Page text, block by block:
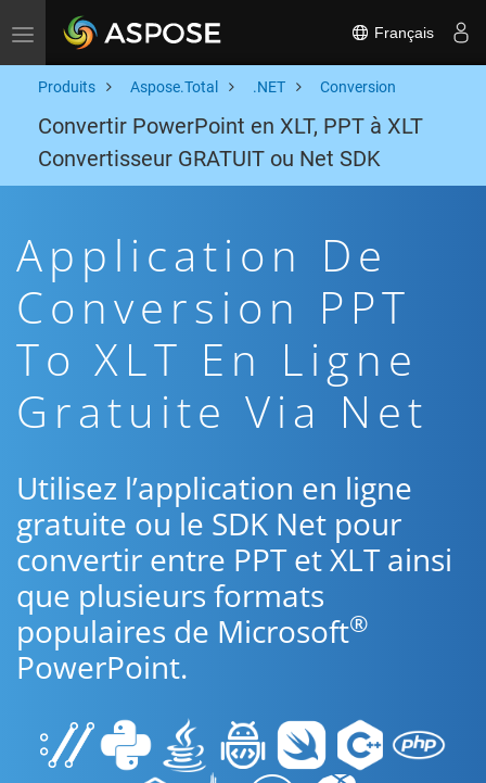
Toggle navigation Français
Produits Aspose.Total .NET Conversion
Convertir PowerPoint en XLT, PPT à XLT
Convertisseur GRATUIT ou Net SDK
Application De
Conversion PPT
To XLT En Ligne
Gratuite Via Net
Utilisez l’application en ligne
gratuite ou le SDK Net pour
convertir entre PPT et XLT ainsi
que plusieurs formats
populaires de Microsoft®
PowerPoint.